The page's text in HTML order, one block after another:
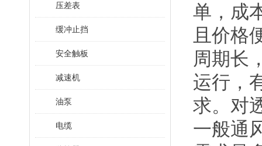
压差表
缓冲止挡
安全触板
减速机
油泵
电缆
单，成
且价格
周期长
运行，
求。对
一般通